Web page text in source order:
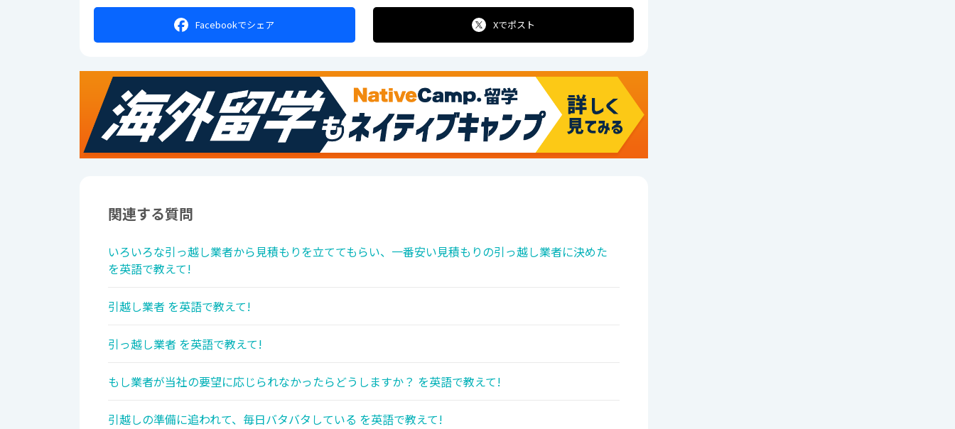
Facebookでシェア Xでポスト
関連する質問
いろいろな引っ越し業者から見積もりを立ててもらい、一番安い見積もりの引っ越し業者に決めた
を英語で教えて!
引越し業者 を英語で教えて!
引っ越し業者 を英語で教えて!
もし業者が当社の要望に応じられなかったらどうしますか？ を英語で教えて!
引越しの準備に追われて、毎日バタバタしている を英語で教えて!